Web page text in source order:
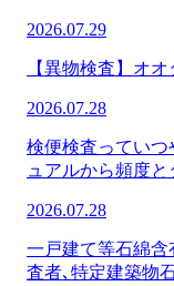
2026.07.29
【異物検査】オ
2026.07.28
検便検査ってい
ュアルから頻度と
2026.07.28
一戸建て等石綿含
査者､特定建築物